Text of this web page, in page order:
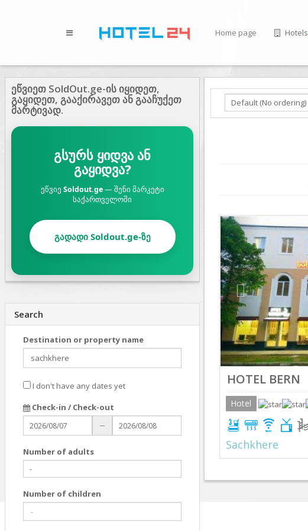
Home page Hotels
ეწვიეთ SoldOut.ge-ის იყიდეთ,
გაყიდეთ, გააქირავეთ ან გააჩუქეთ
მარტივად.
გსურს ყიდვა ან
გაყიდვა?
ეწვიე Soldout.ge— შენი მარკეტი
საქართველოში
გადადი Soldout.ge-ზე
Search
Destination or property name
I don't have any dates yet
Check-in / Check-out
--
Number of adults
Number of children
Previous
HOTEL BERN
Hotel
Sachkhere